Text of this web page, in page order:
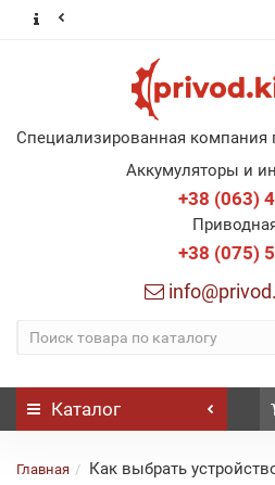
Специализированная компания
Аккумуляторы и
+38 (063)
+38 (075)
Каталог
Главная Как выбрать